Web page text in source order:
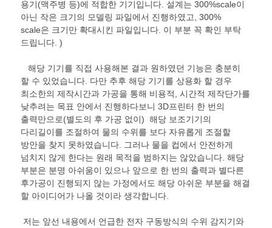
용기(맥주병 등)에 적합한 기기입니다. 설계는 300%scale이
아닌 작은 크기의 모델링 파일에서 진행하였고, 300%
scale은 크기만 확대시킨 파일입니다. 이 부분 꼭 확인 부탁
드립니다. )
해당 기기를 직접 사용해본 결과 원하였던 기능은 충분히
할 수 있었습니다. 다만 추후 해당 기기를 상용화 할 경우
최소한의 제작시간과 가공을 통해 비용적, 시간적 제작단가를
낮추려는 목표 안에서 진행하다보니 3D프린터 한 번의
출력만으로(별도의 후 가공 없이) 해당 보조기기의
다리길이를 조절하여 물의 수위를 보다 자유롭게 조절할
방안을 찾지 못하였습니다. 그러나 물을 컵에서 안전하게
넘치지 않게 한다는 원래 목적을 범하지는 않았습니다. 해당
부분은 분명 아쉬움이 있으나 앞으로 한 번의 출력과 별다른
후가공이 진행되지 않는 가정에서도 해당 아쉬운 부분을 해결
할 아이디어가 나올 것이라 생각합니다.
저는 앞선 내용에서 언급한 전자 구동방식의 수위 감지기와